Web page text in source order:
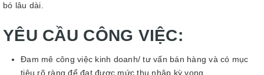
bó lâu dài.
YÊU CẦU CÔNG VIỆC:
Đam mê công việc kinh doanh/ tư vấn bán hàng và có mục
tiêu rõ ràng để đạt được mức thu nhập kỳ vọng.